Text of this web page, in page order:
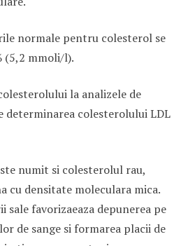
normale pentru colesterol se
(5,2 mmoli/l).
la analizele de
determinarea colesterolului LDL
numit si colesterolul rau,
cu densitate moleculara mica.
favorizaeaza depunerea pe
de sange si formarea placii de